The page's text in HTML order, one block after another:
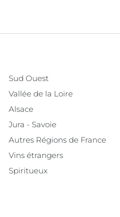
Sud Ouest
Vallée de la Loire
Alsace
Jura - Savoie
Autres Régions de France
Vins étrangers
Spiritueux